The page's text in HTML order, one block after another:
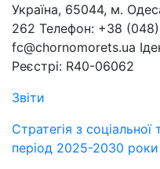
Україна, 65044, м.
262 Телефон: +38
fc@chornomorets.ua
Реєстрі: R40-06062
Звіти
Стратегія з соціальної
період 2025-2030 роки